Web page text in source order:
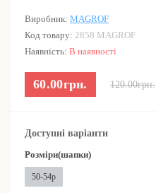
Виробник: MAGROF
Код товару: 2858 MAGROF
Наявність: В наявності
60.00грн. 120.00грн.
Доступні варіанти
Розміри(шапки)
50-54р